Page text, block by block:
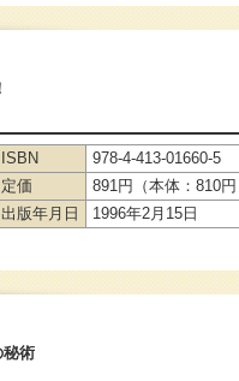
ISBN
978-4-413-01660-5
定価
891円（本体：810円
出版年月日
1996年2月15日
秘術